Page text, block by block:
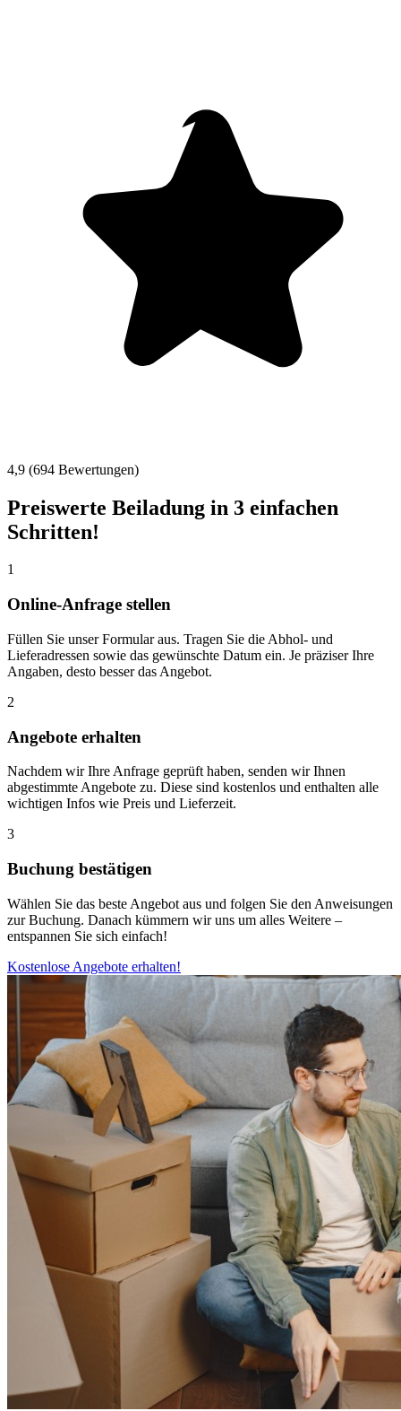
4,9 (694 Bewertungen)
Preiswerte Beiladung in 3 einfachen
Schritten!
1
Online-Anfrage stellen
Füllen Sie unser Formular aus. Tragen Sie die Abhol- und
Lieferadressen sowie das gewünschte Datum ein. Je präziser Ihre
Angaben, desto besser das Angebot.
2
Angebote erhalten
Nachdem wir Ihre Anfrage geprüft haben, senden wir Ihnen
abgestimmte Angebote zu. Diese sind kostenlos und enthalten alle
wichtigen Infos wie Preis und Lieferzeit.
3
Buchung bestätigen
Wählen Sie das beste Angebot aus und folgen Sie den Anweisungen
zur Buchung. Danach kümmern wir uns um alles Weitere –
entspannen Sie sich einfach!
Kostenlose Angebote erhalten!